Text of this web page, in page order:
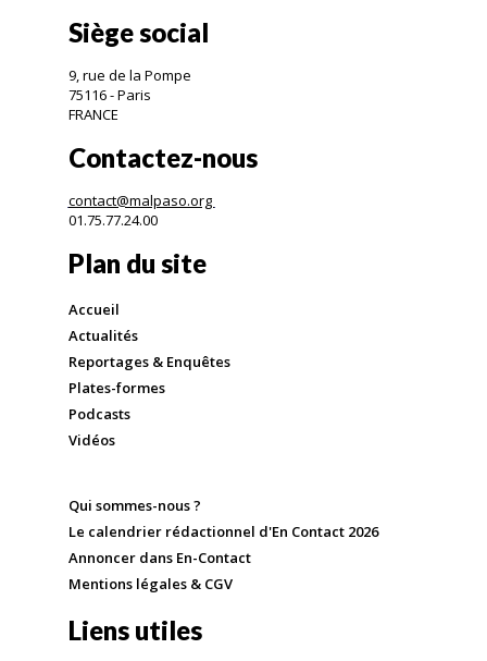
Siège social
9, rue de la Pompe
75116 - Paris
FRANCE
Contactez-nous
contact@malpaso.org
01.75.77.24.00
Plan du site
Accueil
Actualités
Reportages & Enquêtes
Plates-formes
Podcasts
Vidéos
Qui sommes-nous ?
Le calendrier rédactionnel d'En Contact 2026
Annoncer dans En-Contact
Mentions légales & CGV
Liens utiles